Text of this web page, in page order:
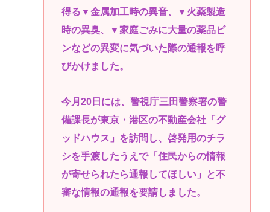
得る▼金属加工時の異音、▼火薬製造
時の異臭、▼家庭ごみに大量の薬品ビ
ンなどの異変に気づいた際の通報を呼
びかけました。
今月20日には、警視庁三田警察署の警
備課長が東京・港区の不動産会社「グ
ッドハウス」を訪問し、啓発用のチラ
シを手渡したうえで「住民からの情報
が寄せられたら通報してほしい」と不
審な情報の通報を要請しました。